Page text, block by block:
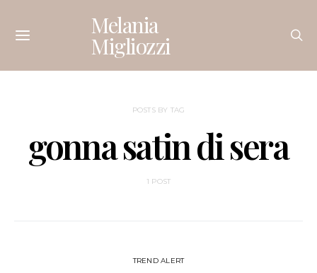
Melania
Migliozzi
POSTS BY TAG
gonna satin di sera
1 POST
TREND ALERT